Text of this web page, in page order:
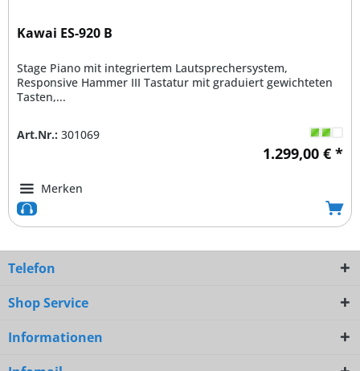
Kawai ES-920 B
Stage Piano mit integriertem Lautsprechersystem,
Responsive Hammer III Tastatur mit graduiert gewichteten
Tasten,...
Art.Nr.: 301069
1.299,00 € *
Merken
Telefon
Shop Service
Informationen